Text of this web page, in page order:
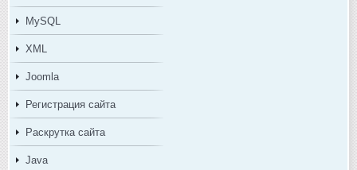
MySQL
XML
Joomla
Регистрация сайта
Раскрутка сайта
Java